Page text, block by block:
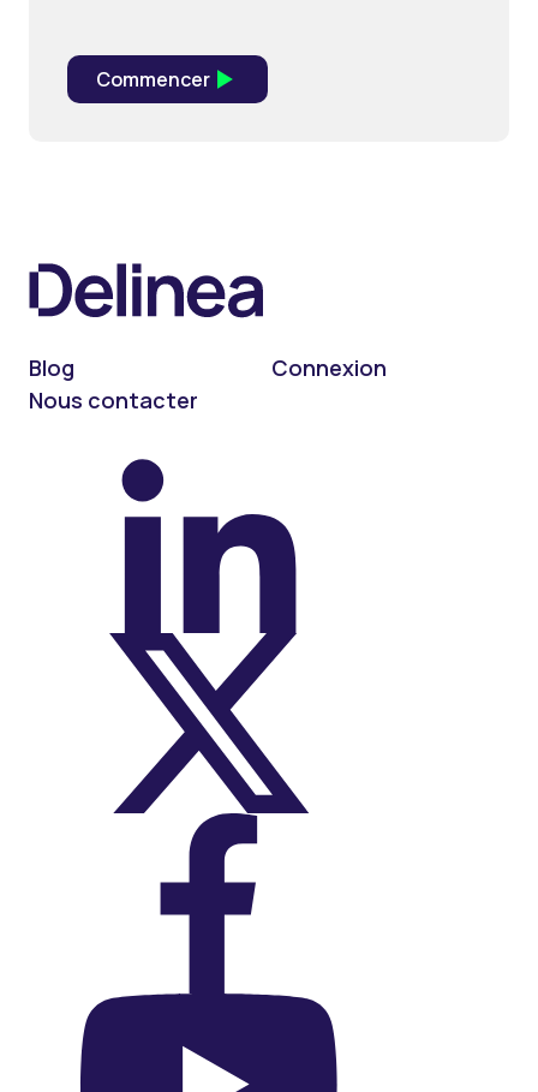
Blog
Connexion
Nous contacter
On X (Twitter)
On Facebook